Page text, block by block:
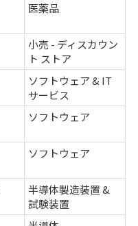
医薬品
小売 - ディスカウン
ト ストア
ソフトウェア & IT
サービス
ソフトウェア
ソフトウェア
半導体製造装置 &
試験装置